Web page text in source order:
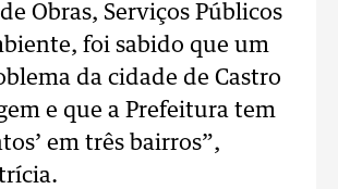
Obras, Serviços Públicos
foi sabido que um
da cidade de Castro
e que a Prefeitura tem
em três bairros”,